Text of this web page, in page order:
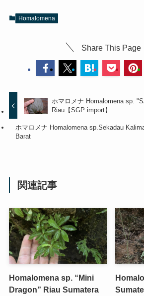
Homalomena
Share This Page
ホマロメナ Homalomena sp.
Riau【SGP import】
ホマロメナ Homalomena sp.Sekadau
Barat
関連記事
Homalomena sp. “Mini
Dragon” Riau Sumatera